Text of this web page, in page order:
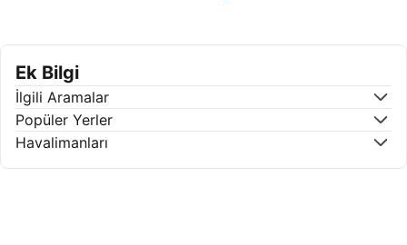
Ek Bilgi
İlgili Aramalar
Popüler Yerler
Havalimanları